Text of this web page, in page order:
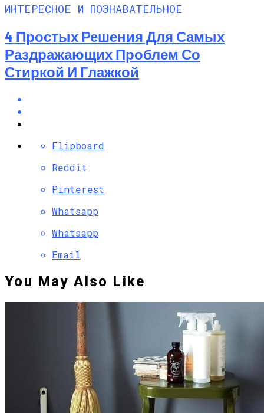
ИНТЕРЕСНОЕ И ПОЗНАВАТЕЛЬНОЕ
4 Простых Решения Для Самых
Раздражающих Проблем Со
Стиркой И Глажкой
Flipboard
Reddit
Pinterest
Whatsapp
Whatsapp
Email
You May Also Like